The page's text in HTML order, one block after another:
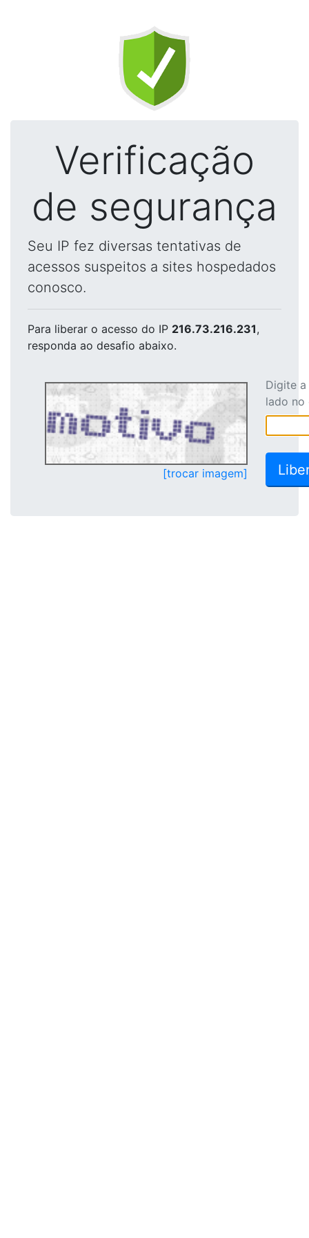
Verificação
de segurança
Seu IP fez diversas tentativas de
acessos suspeitos a sites hospedados
conosco.
Para liberar o acesso do IP 216.73.216.231,
responda ao desafio abaixo.
[trocar imagem]
Digite
lado no